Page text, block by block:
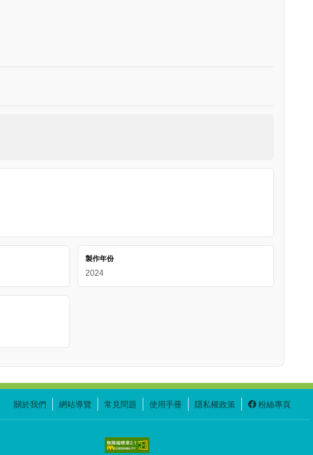
製作年份
2024
關於我們 網站導覽 常見問題 使用手冊 隱私權政策 粉絲專頁